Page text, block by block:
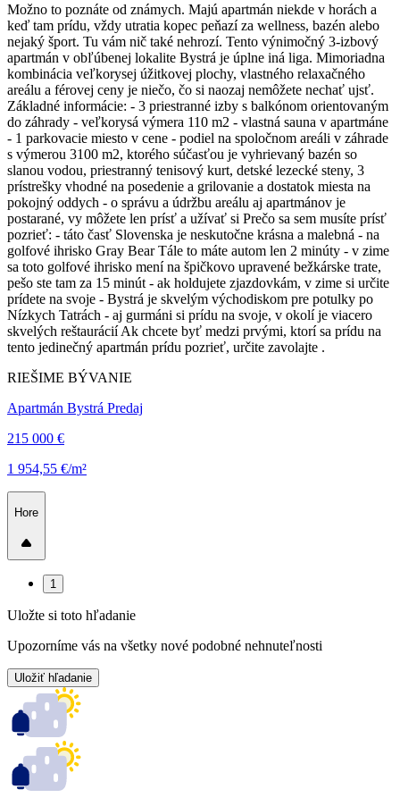
Možno to poznáte od známych. Majú apartmán niekde v horách a
keď tam prídu, vždy utratia kopec peňazí za wellness, bazén alebo
nejaký šport. Tu vám nič také nehrozí. Tento výnimočný 3-izbový
apartmán v obľúbenej lokalite Bystrá je úplne iná liga. Mimoriadna
kombinácia veľkorysej úžitkovej plochy, vlastného relaxačného
areálu a férovej ceny je niečo, čo si naozaj nemôžete nechať ujsť.
Základné informácie: - 3 priestranné izby s balkónom orientovaným
do záhrady - veľkorysá výmera 110 m2 - vlastná sauna v apartmáne
- 1 parkovacie miesto v cene - podiel na spoločnom areáli v záhrade
s výmerou 3100 m2, ktorého súčasťou je vyhrievaný bazén so
slanou vodou, priestranný tenisový kurt, detské lezecké steny, 3
prístrešky vhodné na posedenie a grilovanie a dostatok miesta na
pokojný oddych - o správu a údržbu areálu aj apartmánov je
postarané, vy môžete len prísť a užívať si Prečo sa sem musíte prísť
pozrieť: - táto časť Slovenska je neskutočne krásna a malebná - na
golfové ihrisko Gray Bear Tále to máte autom len 2 minúty - v zime
sa toto golfové ihrisko mení na špičkovo upravené bežkárske trate,
pešo ste tam za 15 minút - ak holdujete zjazdovkám, v zime si určite
prídete na svoje - Bystrá je skvelým východiskom pre potulky po
Nízkych Tatrách - aj gurmáni si prídu na svoje, v okolí je viacero
skvelých reštaurácií Ak chcete byť medzi prvými, ktorí sa prídu na
tento jedinečný apartmán prídu pozrieť, určite zavolajte .
RIEŠIME BÝVANIE
Apartmán Bystrá Predaj
215 000 €
1 954,55 €/m²
Hore
1
Uložte si toto hľadanie
Upozorníme vás na všetky nové podobné nehnuteľnosti
Uložiť hľadanie